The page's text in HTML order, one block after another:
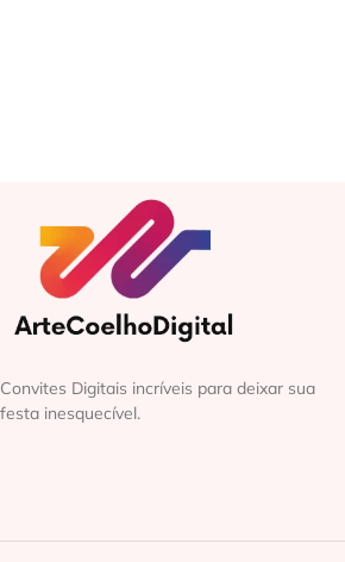
Convites Digitais incríveis para deixar sua
festa inesquecível.